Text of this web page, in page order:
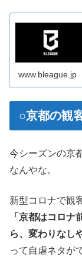
www.bleague.jp
○京都の観
今シーズンの京
なんやな。
新型コロナで観
「京都はコロ
ら、変わりなし
って自虐ネタが